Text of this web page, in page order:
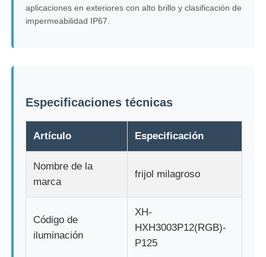
Visita a la fábrica
Contacta con nosotros
Noticias
Solicitar una cita
aplicaciones en exteriores con alto brillo y clasificación de
impermeabilidad IP67.
Especificaciones técnicas
Artículo Especificación
Nombre de la
marca
frijol milagroso
Código de
iluminación
XH-
HXH3003P12(RGB)-
P125